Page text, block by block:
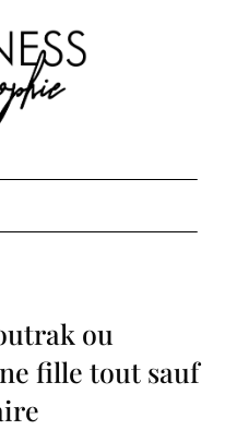
ou
fille tout sauf